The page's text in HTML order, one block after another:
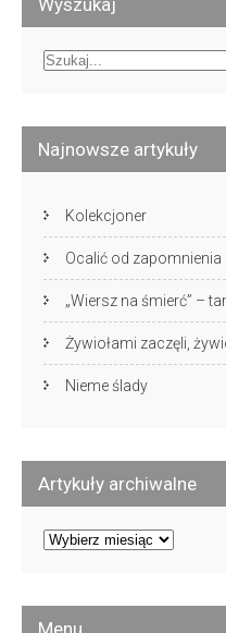
Wyszukaj
Najnowsze artykuły
Kolekcjoner
Ocalić od zapomnienia
„Wiersz na śmierć” –
Żywiołami zaczęli,
Nieme ślady
Artykuły archiwalne
Artykuły
Menu